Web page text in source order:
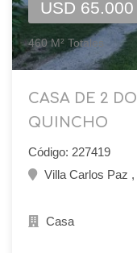
USD 65.000
460 M² Totales
CASA DE 2
QUINCHO
Código: 227419
Villa Carlos Paz
Casa